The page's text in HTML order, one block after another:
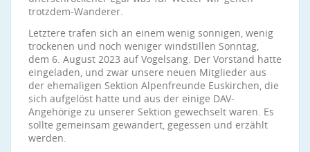
trotzdem-Wanderer.
Letztere trafen sich an einem wenig sonnigen, wenig
trockenen und noch weniger windstillen Sonntag,
dem 6. August 2023 auf Vogelsang. Der Vorstand hatte
eingeladen, und zwar unsere neuen Mitglieder aus
der ehemaligen Sektion Alpenfreunde Euskirchen, die
sich aufgelöst hatte und aus der einige DAV-
Angehörige zu unserer Sektion gewechselt waren. Es
sollte gemeinsam gewandert, gegessen und erzählt
werden.